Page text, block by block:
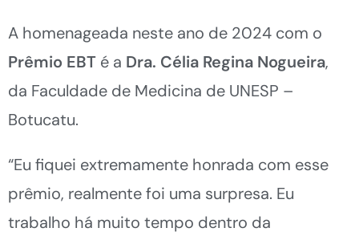
A homenageada neste ano de 2024 com o
Prêmio EBT é a Dra. Célia Regina Nogueira,
da Faculdade de Medicina de UNESP –
Botucatu.
“Eu fiquei extremamente honrada com esse
prêmio, realmente foi uma surpresa. Eu
trabalho há muito tempo dentro da